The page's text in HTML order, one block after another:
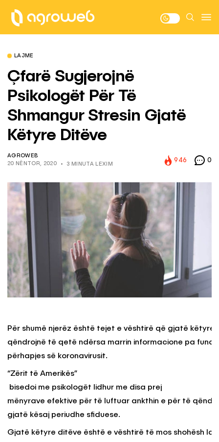
LAJME
Çfarë Sugjerojnë
Psikologët Për Të
Shmangur Stresin Gjatë
Këtyre Ditëve
AGROWEB
20 NËNTOR, 2020
3 MINUTA LEXIM
946 0
Për shumë njerëz është tejet e vështirë që gjatë këtyre
qëndrojnë të qetë ndërsa marrin informacione pa fund
përhapjes së koronavirusit.
“Zërit të Amerikës”
bisedoi me psikologët lidhur me disa prej
mënyrave efektive për të luftuar ankthin e për të
gjatë kësaj periudhe sfiduese.
Gjatë këtyre ditëve është e vështirë të mos shohësh